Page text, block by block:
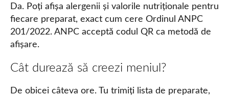
Da. Poți afișa alergenii și valorile nutriționale pentru
fiecare preparat, exact cum cere Ordinul ANPC
201/2022. ANPC acceptă codul QR ca metodă de
afișare.
Cât durează să creezi meniul?
De obicei câteva ore. Tu trimiți lista de preparate,